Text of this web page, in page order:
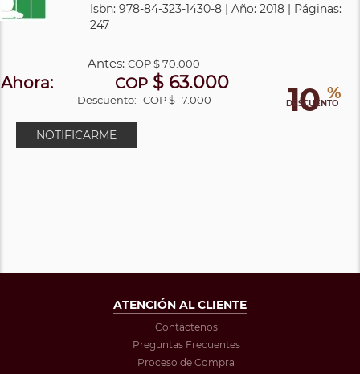
Isbn: 978-84-323-1430-8 | Año: 2018 | Páginas:
247
10 %
DESCUENTO
Antes:COP$ 70.000
Ahora: COP $ 63.000
Descuento: COP $ -7.000
NOTIFICARME
ATENCIÓN AL CLIENTE
Contáctenos
Preguntas Frecuentes
Proceso de Compra